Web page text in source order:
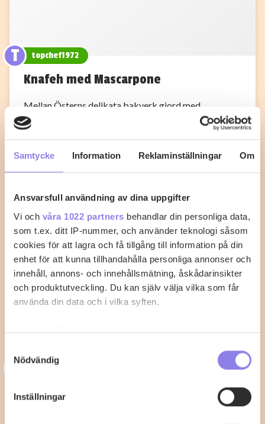
Samtycke Information Reklaminställningar Om
Ansvarsfull användning av dina uppgifter
Vi och våra 1022 partners behandlar din personliga data,
som t.ex. ditt IP-nummer, och använder teknologi såsom
cookies för att lagra och få tillgång till information på din
enhet för att kunna tillhandahålla personliga annonser och
innehåll, annons- och innehållsmätning, åskådarinsikter
och produktutveckling. Du kan själv välja vilka som får
använda din data och i vilka syften.
Med din tillåtelse skulle vi även vilja:
som kan ha en noggrannhet på upp till flera meter
Ta reda på mer om hur dina personliga uppgifter
Nödvändig
Inställningar
T topchef1972
Knafeh med Mascarpone
Mellan Österns delikata bakverk gjord med
marscapone
3 33alva
Kycklingklubba i ugn – Så lyckas du